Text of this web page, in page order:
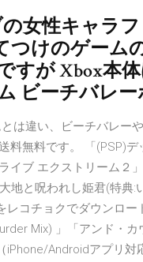
女性キャラ
つけのゲーム
すが Xbox本
ビーチバレー
は違い、ビーチバレー
料無料です。 「(PSP)
イブ エクストリーム２
地と呪われし姫君(特典
レコチョクでダウンロ
Mix) 」「アンド・
iPhone/Androidアプリ